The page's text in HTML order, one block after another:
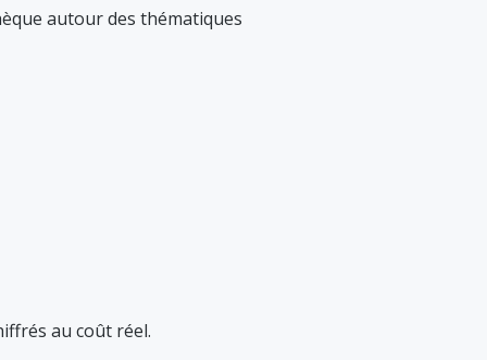
autour des thématiques
au coût réel.